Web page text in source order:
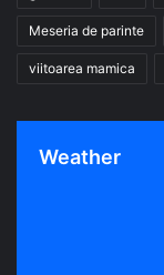
Meseria de parinte
viitoarea mamica
Weather